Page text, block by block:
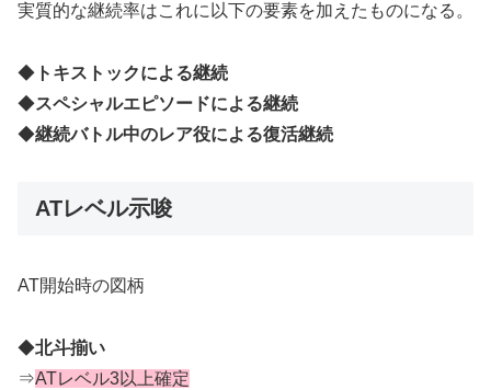
実質的な継続率はこれに以下の要素を加えたものになる。
◆ トキストックによる継続
◆スペシャルエピソードによる継続
◆継続バトル中のレア役による復活継続
ATレベル示唆
AT開始時の図柄
◆北斗揃い
⇒ATレベル3以上確定